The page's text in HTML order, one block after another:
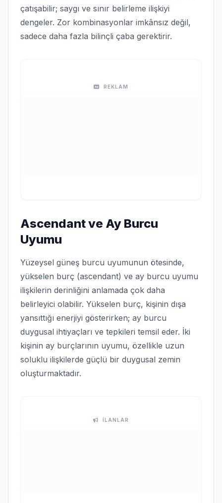
çatışabilir; saygı ve sınır belirleme ilişkiyi
dengeler. Zor kombinasyonlar imkânsız değil,
sadece daha fazla bilinçli çaba gerektirir.
REKLAM
Ascendant ve Ay Burcu
Uyumu
Yüzeysel güneş burcu uyumunun ötesinde,
yükselen burç (ascendant) ve ay burcu uyumu
ilişkilerin derinliğini anlamada çok daha
belirleyici olabilir. Yükselen burç, kişinin dışa
yansıttığı enerjiyi gösterirken; ay burcu
duygusal ihtiyaçları ve tepkileri temsil eder. İki
kişinin ay burçlarının uyumu, özellikle uzun
soluklu ilişkilerde güçlü bir duygusal zemin
oluşturmaktadır.
İLANLAR